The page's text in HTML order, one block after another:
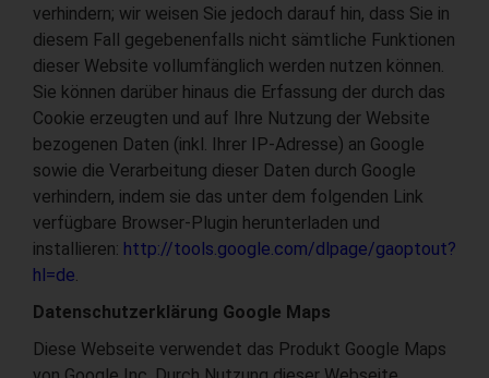
verhindern; wir weisen Sie jedoch darauf hin, dass Sie in
diesem Fall gegebenenfalls nicht sämtliche Funktionen
dieser Website vollumfänglich werden nutzen können.
Sie können darüber hinaus die Erfassung der durch das
Cookie erzeugten und auf Ihre Nutzung der Website
bezogenen Daten (inkl. Ihrer IP-Adresse) an Google
sowie die Verarbeitung dieser Daten durch Google
verhindern, indem sie das unter dem folgenden Link
verfügbare Browser-Plugin herunterladen und
installieren: http://tools.google.com/dlpage/gaoptout?
hl=de.
Datenschutzerklärung Google Maps
Diese Webseite verwendet das Produkt Google Maps